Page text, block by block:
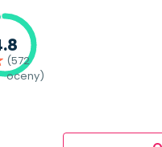
(572
oceny)